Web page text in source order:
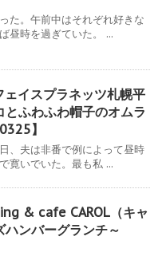
た。午前中はそれぞれ好きな
昼時を過ぎていた。 ...
イスプラネッツ札幌平
とふわふわ帽子のオムラ
】
、夫は非番で例によって昼時
寛いでいた。最も私 ...
& cafe CAROL（キャ
ハンバーグランチ～